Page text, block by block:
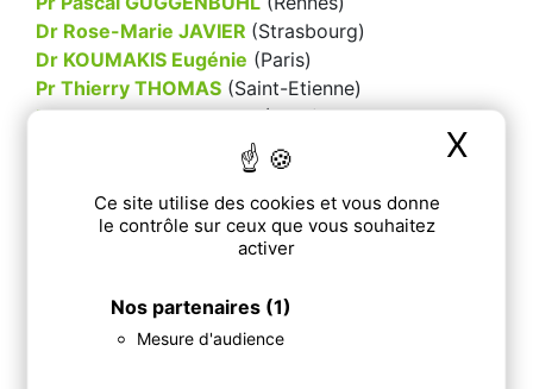
Ce site utilise des cookies et vous donne
le contrôle sur ceux que vous souhaitez
activer
Nos partenaires (1)
Mesure d'audience
X
Dr Rose-Marie JAVIER (Strasbourg)
Dr KOUMAKIS Eugénie (Paris)
Pr Thierry THOMAS (Saint-Etienne)
Dr Emmanuelle VIGNOT(Lyon)
(Paris)
Dr Marie-Eva PICKERING (Clermont Ferrand)
Dr François ROBIN(Rennes)